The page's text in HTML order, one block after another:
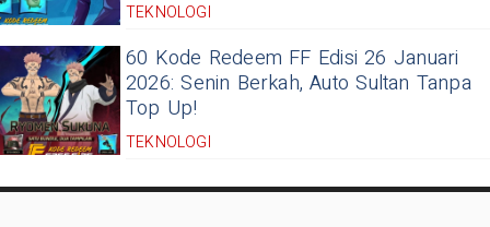
TEKNOLOGI
60 Kode Redeem FF Edisi 26 Januari
2026: Senin Berkah, Auto Sultan Tanpa
Top Up!
TEKNOLOGI